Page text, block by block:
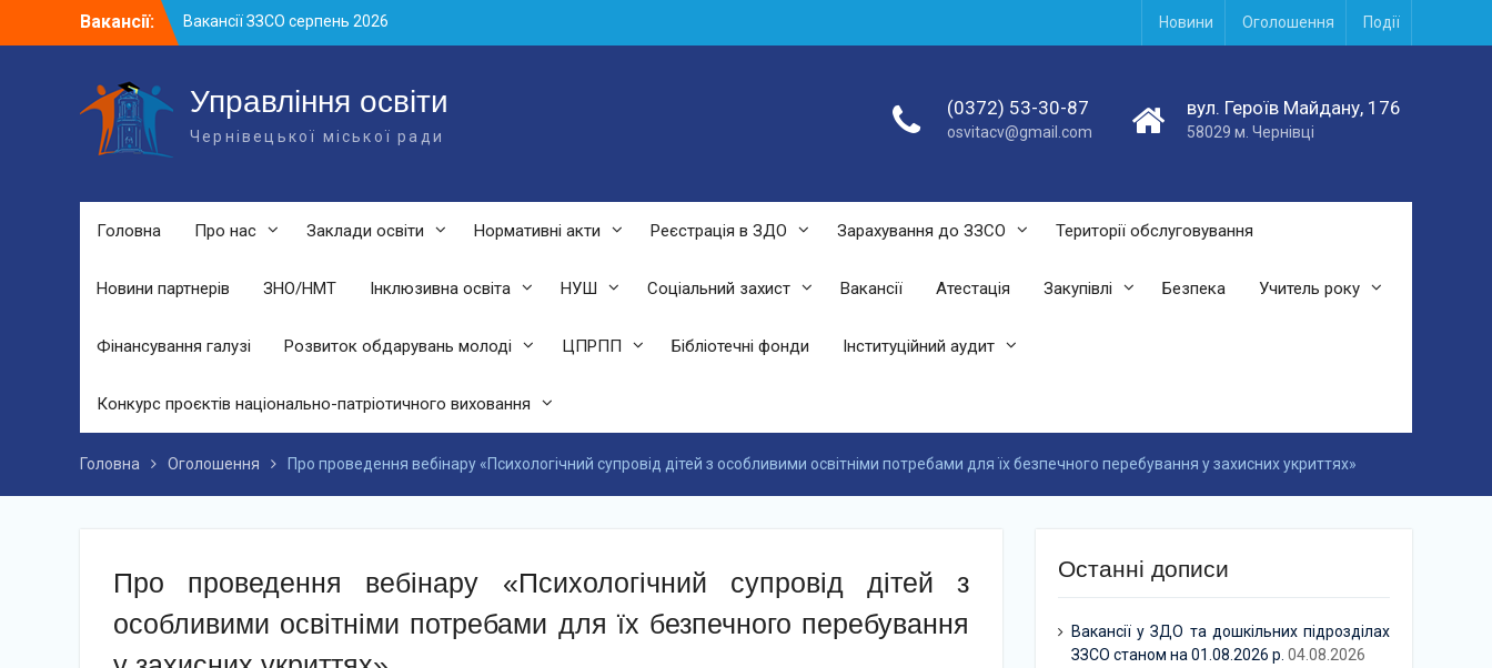
Вакансії:
Вакансії ЗЗСО серпень 2026
Вакансії ЗЗСО червень 2026
підрозділах ЗЗСО станом на 01.08.2026
р.
Новини Оголошення Події
Управління освіти
Чернівецької міської ради
(0372) 53-30-87
osvitacv@gmail.com
вул. Героїв Майдану, 176
58029 м. Чернівці
Головна Про нас Заклади освіти Нормативні акти Реєстрація в ЗДО Зарахування до ЗЗСО Території обслуговування
Новини партнерів ЗНО/НМТ Інклюзивна освіта НУШ Соціальний захист Вакансії Атестація Закупівлі Безпека Учитель року
Фінансування галузі Розвиток обдарувань молоді ЦПРПП Бібліотечні фонди Інституційний аудит
Конкурс проєктів національно-патріотичного виховання
Головна Оголошення Про проведення вебінару «Психологічний супровід дітей з особливими освітніми потребами для їх безпечного перебування у захисних укриттях»
Про проведення вебінару «Психологічний супровід дітей з
особливими освітніми потребами для їх безпечного перебування
Останні дописи
Вакансії у ЗДО та дошкільних підрозділах
ЗЗСО станом на 01.08.2026 р. 04.08.2026